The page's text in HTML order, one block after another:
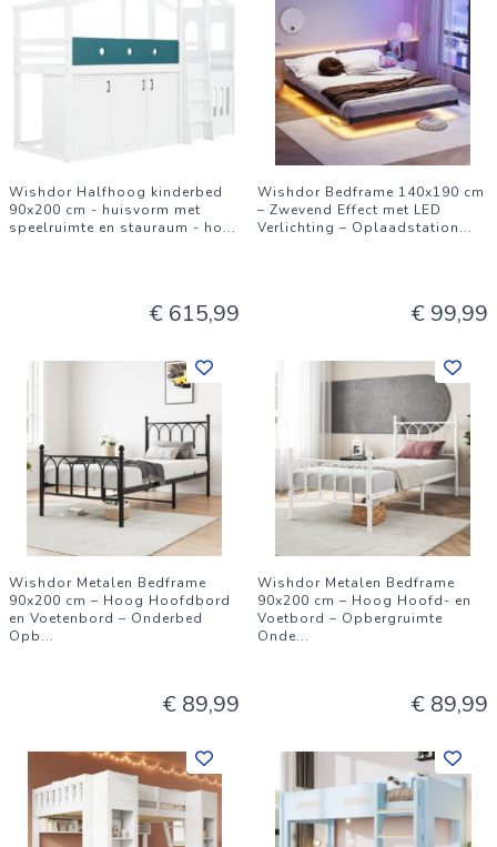
Wishdor Halfhoog kinderbed
90x200 cm - huisvorm met
speelruimte en stauraum - ho...
€ 615,99
Wishdor Bedframe 140x190 cm
– Zwevend Effect met LED
Verlichting – Oplaadstation...
€ 99,99
Wishdor Metalen Bedframe
90x200 cm – Hoog Hoofdbord
en Voetenbord – Onderbed
Opb...
€ 89,99
Wishdor Metalen Bedframe
90x200 cm – Hoog Hoofd- en
Voetbord – Opbergruimte
Onde...
€ 89,99